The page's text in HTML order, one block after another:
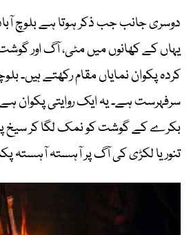
دوسری جانب جب ذکر ہوتا ہے بلوچ
یہاں کے کھانوں میں مٹی، آگ اور
کردہ پکوان نمایاں مقام رکھتے ہیں۔
سرفہرست ہے۔ یہ ایک روایتی پکوان
بکرے کے گوشت کو نمک لگا کر سیخ پر
تنور یا لکڑی کی آگ پر آہستہ آہستہ